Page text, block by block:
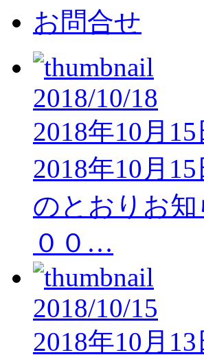
お問合せ
2018/10/18
2018年10月
2018年10月
のとおりお
００…
2018/10/15
2018年10月